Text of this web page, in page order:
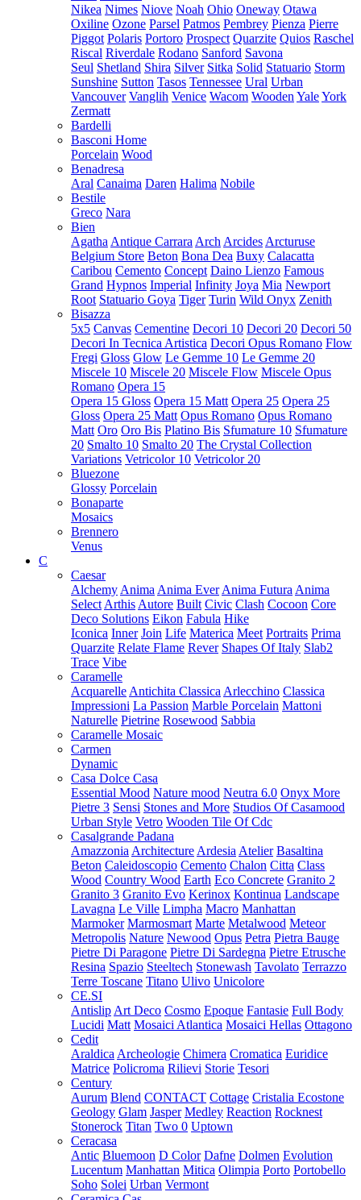
Nikea Nimes Niove Noah Ohio Oneway Otawa
Oxiline Ozone Parsel Patmos Pembrey Pienza Pierre
Piggot Polaris Portoro Prospect Quarzite Quios Raschel
Riscal Riverdale Rodano Sanford Savona
Seul Shetland Shira Silver Sitka Solid Statuario Storm
Sunshine Sutton Tasos Tennessee Ural Urban
Vancouver Vanglih Venice Wacom Wooden YaleYork
Zermatt
Bardelli
Basconi Home
Porcelain Wood
Benadresa
Aral Canaima Daren Halima Nobile
Bestile
Greco Nara
Bien
Agatha Antique Carrara Arch Arcides Arcturuse
Belgium Store Beton Bona Dea Buxy Calacatta
Caribou Cemento Concept Daino Lienzo Famous
Grand Hypnos Imperial Infinity Joya Mia Newport
Root Statuario Goya Tiger Turin Wild Onyx Zenith
Bisazza
5x5 Canvas Cementine Decori 10 Decori 20 Decori 50
Decori In Tecnica Artistica Decori Opus Romano Flow
Fregi Gloss Glow Le Gemme 10 Le Gemme 20
Miscele 10 Miscele 20 Miscele Flow Miscele Opus
Romano Opera 15
Opera 15 Gloss Opera 15 Matt Opera 25 Opera 25
Gloss Opera 25 Matt Opus Romano Opus Romano
Matt Oro Oro Bis Platino Bis Sfumature 10 Sfumature
20 Smalto 10 Smalto 20 The Crystal Collection
Variations Vetricolor 10 Vetricolor 20
Bluezone
Glossy Porcelain
Bonaparte
Mosaics
Brennero
Venus
C
Caesar
Alchemy Anima Anima Ever Anima Futura Anima
Select Arthis Autore Built Civic Clash Cocoon Core
Deco Solutions Eikon Fabula Hike
Iconica Inner Join Life Materica Meet Portraits Prima
Quarzite Relate Flame Rever Shapes Of Italy Slab2
Trace Vibe
Caramelle
Acquarelle Antichita Classica Arlecchino Classica
Impressioni La Passion Marble Porcelain Mattoni
Naturelle Pietrine Rosewood Sabbia
Caramelle Mosaic
Carmen
Dynamic
Casa Dolce Casa
Essential Mood Nature mood Neutra 6.0 Onyx More
Pietre 3 Sensi Stones and More Studios Of Casamood
Urban Style Vetro Wooden Tile Of Cdc
Casalgrande Padana
Amazzonia Architecture Ardesia Atelier Basaltina
Beton Caleidoscopio Cemento Chalon Citta Class
Wood Country Wood Earth Eco Concrete Granito 2
Granito 3 Granito Evo Kerinox Kontinua Landscape
Lavagna Le Ville Limpha Macro Manhattan
Marmoker Marmosmart Marte Metalwood Meteor
Metropolis Nature Newood Opus Petra Pietra Bauge
Pietre Di Paragone Pietre Di Sardegna Pietre Etrusche
Resina Spazio Steeltech Stonewash Tavolato Terrazzo
Terre Toscane Titano Ulivo Unicolore
CE.SI
Antislip Art Deco Cosmo Epoque Fantasie Full Body
Lucidi Matt Mosaici Atlantica Mosaici Hellas Ottagono
Cedit
Araldica Archeologie Chimera Cromatica Euridice
Matrice Policroma Rilievi Storie Tesori
Century
Aurum Blend CONTACT Cottage Cristalia Ecostone
Geology Glam Jasper Medley Reaction Rocknest
Stonerock Titan Two 0 Uptown
Ceracasa
Antic Bluemoon D Color Dafne Dolmen Evolution
Lucentum Manhattan Mitica Olimpia Porto Portobello
Soho Solei Urban Vermont